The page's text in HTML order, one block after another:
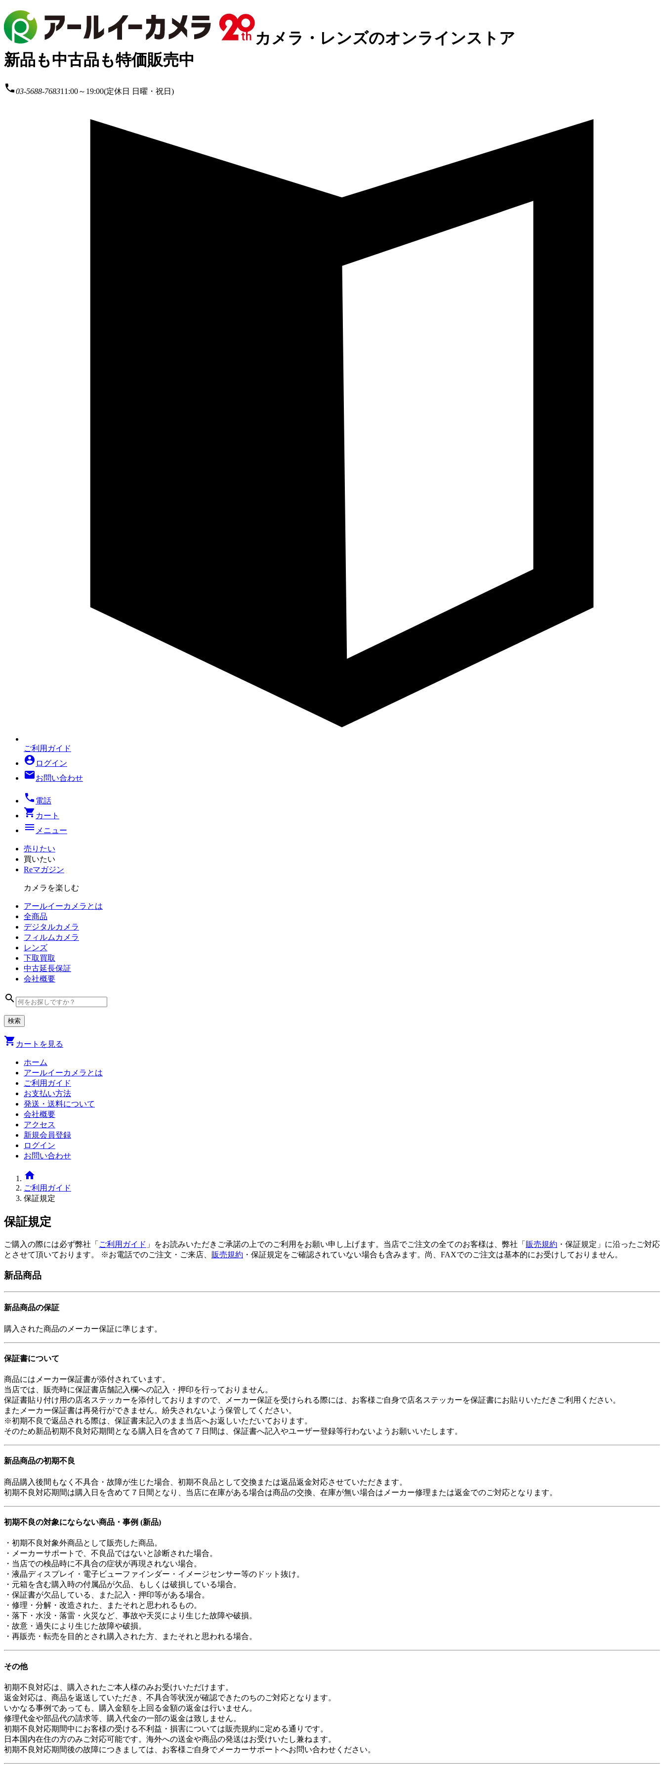
カメラ・レンズのオンラインストア
新品も中古品も特価販売中
local_phone03-5688-768311:00～19:00(定休日 日曜・祝日)
ご利用ガイド
account_circle ログイン
mailお問い合わせ
local_phone 電話
shopping_cart カート
menu メニュー
売りたい
買いたい
Reマガジン
カメラを楽しむ
アールイーカメラとは
全商品
デジタルカメラ
フィルム カメラ
レンズ
下取買取
中古延長保証
会社概要
search
shopping_cart カートを見る
ホーム
アールイーカメラとは
ご利用ガイド
お支払い方法
発送・送料について
会社概要
アクセス
新規会員登録
ログイン
お問い合わせ
home
ご利用ガイド
保証規定
保証規定
ご購入の際には必ず弊社「 ご利用ガイド 」をお読みいただきご承諾の上でのご利用をお願い申し上げます。当店でご注文の全てのお客様は、弊社「 販売規約 ・保証規定」に沿ったご対応
とさせて頂いております。 ※お電話でのご注文・ご来店、 販売規約 ・保証規定をご確認されていない場合も含みます。尚、FAXでのご注文は基本的にお受けしておりません。
新品商品
新品商品の保証
購入された商品のメーカー保証に準じます。
保証書について
商品にはメーカー保証書が添付されています。
当店では、販売時に保証書店舗記入欄への記入・押印を行っておりません。
保証書貼り付け用の店名ステッカーを添付しておりますので、メーカー保証を受けられる際には、お客様ご自身で店名ステッカーを保証書にお貼りいただきご利用ください。
またメーカー保証書は再発行ができません。紛失されないよう保管してください。
※初期不良で返品される際は、保証書未記入のまま当店へお返しいただいております。
そのため新品初期不良対応期間となる購入日を含めて７日間は、保証書へ記入やユーザー登録等行わないようお願いいたします。
新品商品の初期不良
商品購入後間もなく不具合・故障が生じた場合、初期不良品として交換または返品返金対応させていただきます。
初期不良対応期間は購入日を含めて７日間となり、当店に在庫がある場合は商品の交換、在庫が無い場合はメーカー修理または返金でのご対応となります。
初期不良の対象にならない商品・事例 (新品)
・初期不良対象外商品として販売した商品。
・メーカーサポートで、不良品ではないと診断された場合。
・当店での検品時に不具合の症状が再現されない場合。
・液晶ディスプレイ・電子ビューファインダー・イメージセンサー等のドット抜け。
・元箱を含む購入時の付属品が欠品、もしくは破損している場合。
・保証書が欠品している、また記入・押印等がある場合。
・修理・分解・改造された、またそれと思われるもの。
・落下・水没・落雷・火災など、事故や天災により生じた故障や破損。
・故意・過失により生じた故障や破損。
・再販売・転売を目的とされ購入された方、またそれと思われる場合。
その他
初期不良対応は、購入されたご本人様のみお受けいただけます。
返金対応は、商品を返送していただき、不具合等状況が確認できたのちのご対応となります。
いかなる事例であっても、購入金額を上回る金額の返金は行いません。
修理代金や部品代の請求等、購入代金の一部の返金は致しません。
初期不良対応期間中にお客様の受ける不利益・損害については販売規約に定める通りです。
日本国内在住の方のみご対応可能です。海外への送金や商品の発送はお受けいたし兼ねます。
初期不良対応期間後の故障につきましては、お客様ご自身でメーカーサポートへお問い合わせください。